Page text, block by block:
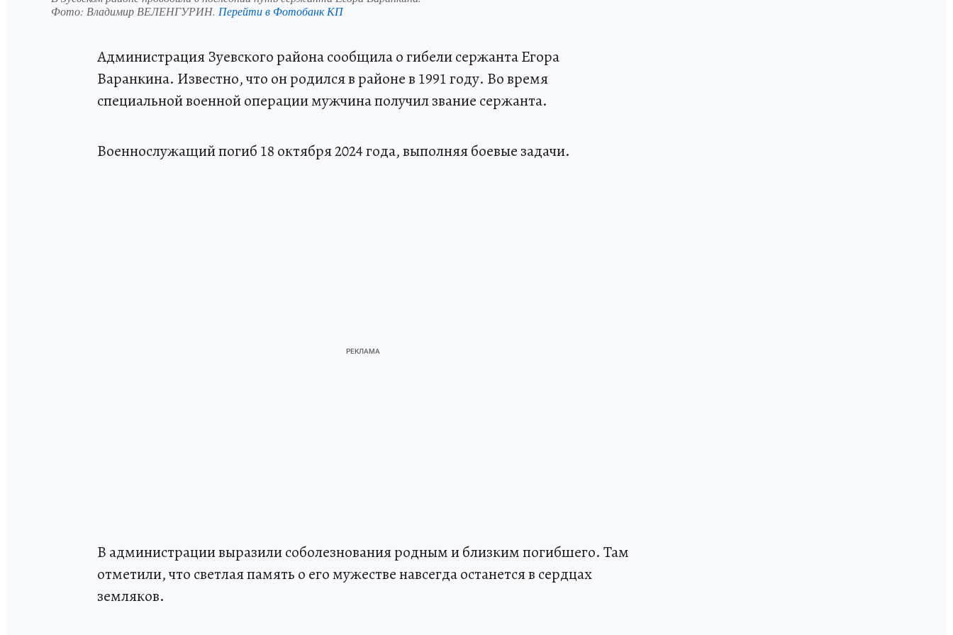
Фото: Владимир ВЕЛЕНГУРИН. Перейти в Фотобанк КП
Администрация Зуевского района сообщила о гибели сержанта Егора
Варанкина. Известно, что он родился в районе в 1991 году. Во время
специальной военной операции мужчина получил звание сержанта.
Военнослужащий погиб 18 октября 2024 года, выполняя боевые задачи.
В администрации выразили соболезнования родным и близким погибшего. Там
отметили, что светлая память о его мужестве навсегда останется в сердцах
земляков.